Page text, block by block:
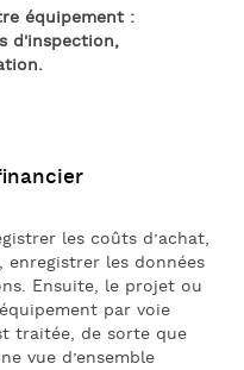
équipement :
d'inspection,
les coûts d’achat,
les données
Ensuite, le projet ou
par voie
traitée, de sorte que
vue d’ensemble